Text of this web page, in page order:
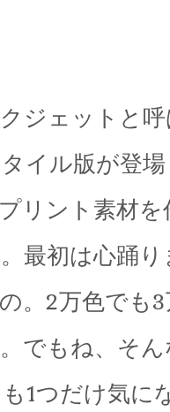
ジェットと
イル版が登
リント素材
最初は心踊
。2万色でも
でもね、そ
1つだけ気に